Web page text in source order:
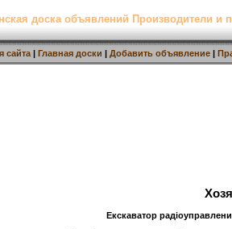
доска объявлений Производители и
сайта | Главная доски | Добавить объявление |
Екскаватор